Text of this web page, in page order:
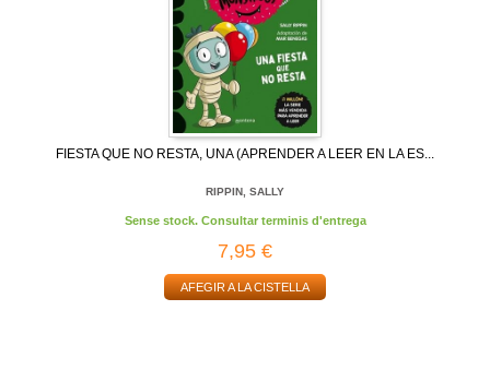
FIESTA QUE NO RESTA, UNA (APRENDER A LEER EN LA ES...
RIPPIN, SALLY
Sense stock. Consultar terminis d'entrega
7,95 €
AFEGIR A LA CISTELLA